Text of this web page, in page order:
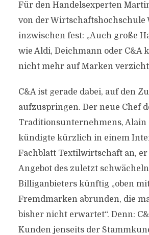
Für den Handelsexperten
von der Wirtschaftshochschule
inzwischen fest: „Auch große
wie Aldi, Deichmann oder C&A
nicht mehr auf Marken
C&A ist gerade dabei, auf den
aufzuspringen. Der neue Chef
Traditionsunternehmens, Alain
kündigte kürzlich in einem
Fachblatt Textilwirtschaft an, er
Angebot des zuletzt
Billiganbieters künftig „oben
Fremdmarken abrunden, die
bisher nicht erwartet“. Denn:
Kunden jenseits der